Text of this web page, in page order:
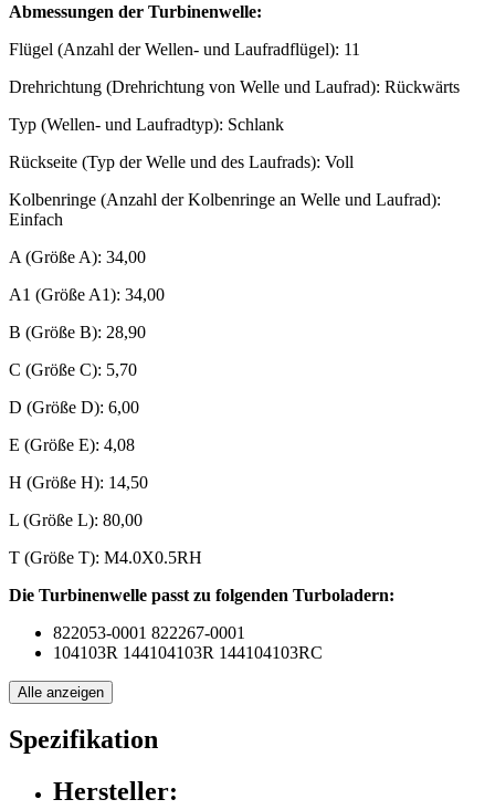
Abmessungen der Turbinenwelle:
Flügel (Anzahl der Wellen- und Laufradflügel): 11
Drehrichtung (Drehrichtung von Welle und Laufrad): Rückwärts
Typ (Wellen- und Laufradtyp): Schlank
Rückseite (Typ der Welle und des Laufrads): Voll
Kolbenringe (Anzahl der Kolbenringe an Welle und Laufrad):
Einfach
A (Größe A): 34,00
A1 (Größe A1): 34,00
B (Größe B): 28,90
C (Größe C): 5,70
D (Größe D): 6,00
E (Größe E): 4,08
H (Größe H): 14,50
L (Größe L): 80,00
T (Größe T): M4.0X0.5RH
Die Turbinenwelle passt zu folgenden Turboladern:
822053-0001 822267-0001
104103R 144104103R 144104103RC
Alle anzeigen
Spezifikation
Hersteller: